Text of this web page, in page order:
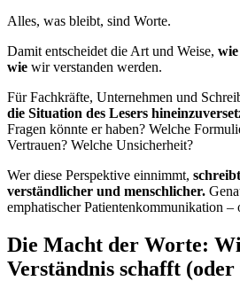
Alles, was bleibt, sind Worte.
Damit entscheidet die Art und Weise, wie
wie wir verstanden werden.
Für Fachkräfte, Unternehmen und
die Situation des Lesers
Fragen könnte er haben? Welche
Vertrauen? Welche Unsicherheit?
Wer diese Perspektive einnimmt,
verständlicher und menschlicher.
emphatischer Patientenkommunikation
Die Macht der Worte:
Verständnis schafft